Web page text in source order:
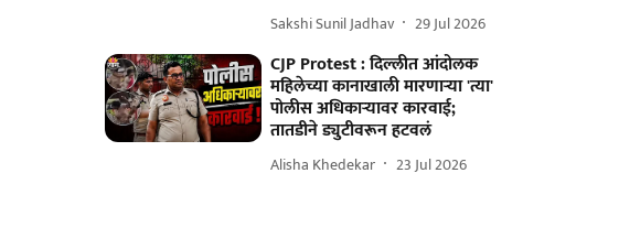
Sakshi Sunil Jadhav 29 Jul 2026
CJP Protest : दिल्लीत आंदोलक
महिलेच्या कानाखाली मारणाऱ्या 'त्या'
पोलीस अधिकाऱ्यावर कारवाई;
तातडीने ड्युटीवरून हटवलं
Alisha Khedekar 23 Jul 2026